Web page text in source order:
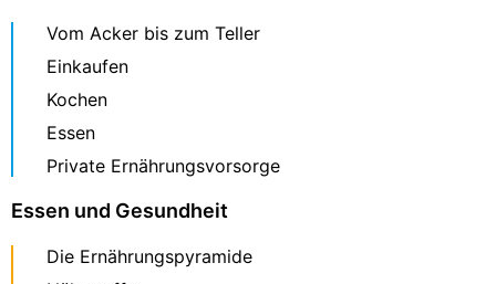
Vom Acker bis zum Teller
Einkaufen
Kochen
Essen
Private Ernährungsvorsorge
Essen und Gesundheit
Die Ernährungspyramide